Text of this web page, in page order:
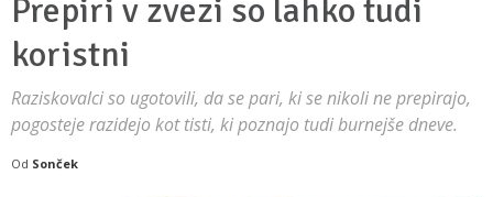
Prepiri v zvezi so lahko tudi
koristni
Raziskovalci so ugotovili, da se pari, ki se nikoli ne prepirajo,
pogosteje razidejo kot tisti, ki poznajo tudi burnejše dneve.
Od Sonček